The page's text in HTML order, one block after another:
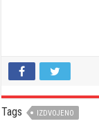
Tags IZDVOJENO